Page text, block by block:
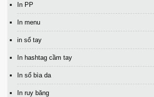
In PP
In menu
in sổ tay
In hashtag cầm tay
In sổ bìa da
In ruy băng